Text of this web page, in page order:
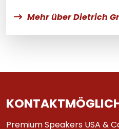
Mehr über Dietrich
Premium Speakers USA &